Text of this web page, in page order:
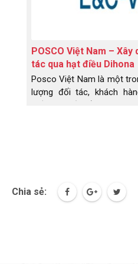
POSCO Việt Nam –
tác qua hạt điều Dihona
Posco Việt Nam là một
lượng đối tác, khách
Chia sẻ: